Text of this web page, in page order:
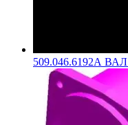
509.046.6192А ВАЛ